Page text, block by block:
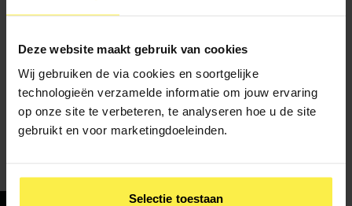
Deze website maakt gebruik van cookies
Wij gebruiken de via cookies en soortgelijke
technologieën verzamelde informatie om jouw ervaring
op onze site te verbeteren, te analyseren hoe u de site
gebruikt en voor marketingdoeleinden.
Selectie toestaan
Ik meld me aan voor de nieuwsbrief